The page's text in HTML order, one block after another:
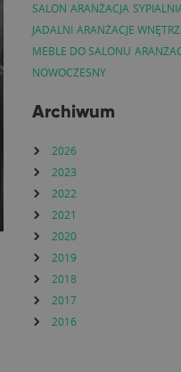
SALON ARANŻACJA
JADALNI ARANŻACJE WNĘTRZ
MEBLE DO SALONU
NOWOCZESNY
Archiwum
2026
2023
2022
2021
2020
2019
2018
2017
2016